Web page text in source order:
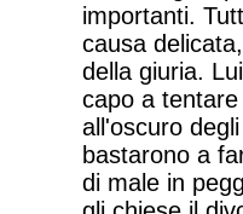
importanti.
causa
della giuria.
capo a
all'oscuro
bastarono a
di male in